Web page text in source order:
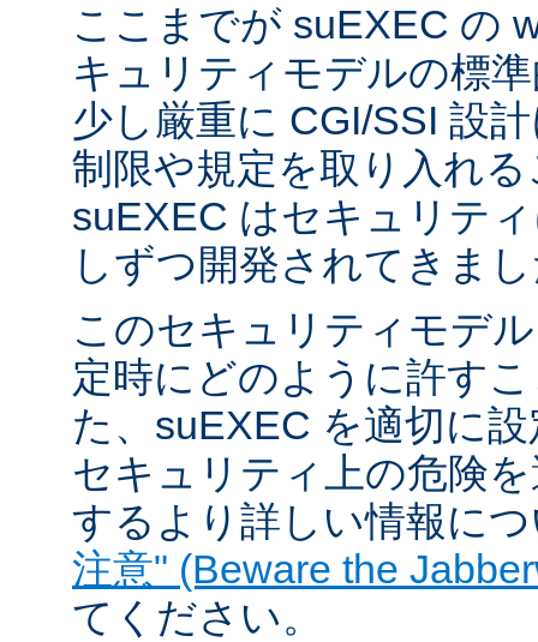
ここまでが suEXEC の
キュリティモデルの標
少し厳重に CGI/SSI 設
制限や規定を取り入れ
suEXEC はセキュリテ
しずつ開発されてきま
このセキュリティモデ
定時にどのように許す
た、suEXEC を適切に
セキュリティ上の危険
するより詳しい情報に
注意" (Beware the
てください。